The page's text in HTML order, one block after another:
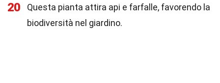
20
Questa pianta attira api e farfalle, favorendo la
biodiversità nel giardino.